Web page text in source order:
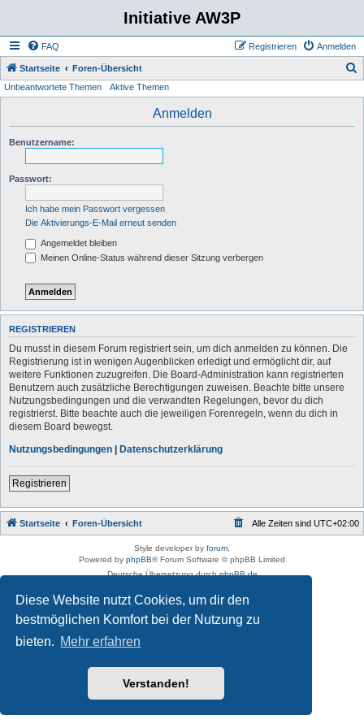
Diese Website nutzt Cookies, um dir den
bestmöglichen Komfort bei der Nutzung zu
bieten. Mehr erfahren
Verstanden!
Initiative AW3P
FAQ Anmelden
Registrieren
Startseite Foren-Übersicht
Unbeantwortete Themen Aktive Themen
Anmelden
Benutzername:
Passwort:
Ich habe mein Passwort vergessen
Die Aktivierungs-E-Mail erneut senden
Angemeldet bleiben
Meinen Online-Status während dieser Sitzung verbergen
REGISTRIEREN
Du musst in diesem Forum registriert sein, um dich anmelden zu können. Die
Registrierung ist in wenigen Augenblicken erledigt und ermöglicht dir, auf
weitere Funktionen zuzugreifen. Die Board-Administration kann registrierten
Benutzern auch zusätzliche Berechtigungen zuweisen. Beachte bitte unsere
Nutzungsbedingungen und die verwandten Regelungen, bevor du dich
registrierst. Bitte beachte auch die jeweiligen Forenregeln, wenn du dich in
diesem Board bewegst.
Nutzungsbedingungen | Datenschutzerklärung
Registrieren
Startseite Foren-Übersicht Alle Zeiten sind UTC+02:00
Style developer by forum
Powered by phpBB® Forum Software © phpBB Limited
Deutsche Übersetzung durchphpBB.de